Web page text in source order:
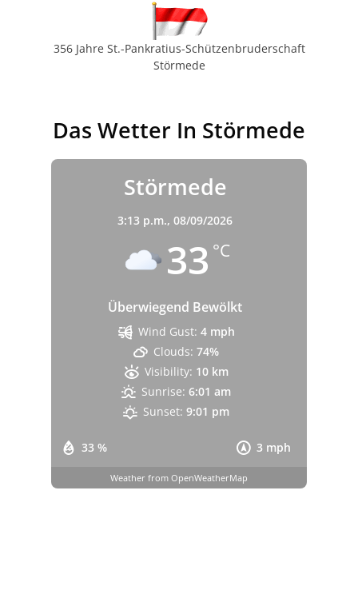
356 Jahre St.-Pankratius-Schützenbruderschaft
Störmede
Das Wetter In Störmede
Störmede
3:13 p.m., 08/09/2026
33 °C
Überwiegend Bewölkt
33 % 3 mph
Wind Gust: 4 mph
Clouds: 74%
Visibility: 10 km
Sunrise: 6:01 am
Sunset: 9:01 pm
Weather from OpenWeatherMap